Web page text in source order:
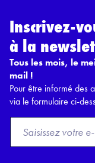
Inscrivez-
à la
Tous les mois, le
mail !
Pour être informé des
via le formulaire ci-
o